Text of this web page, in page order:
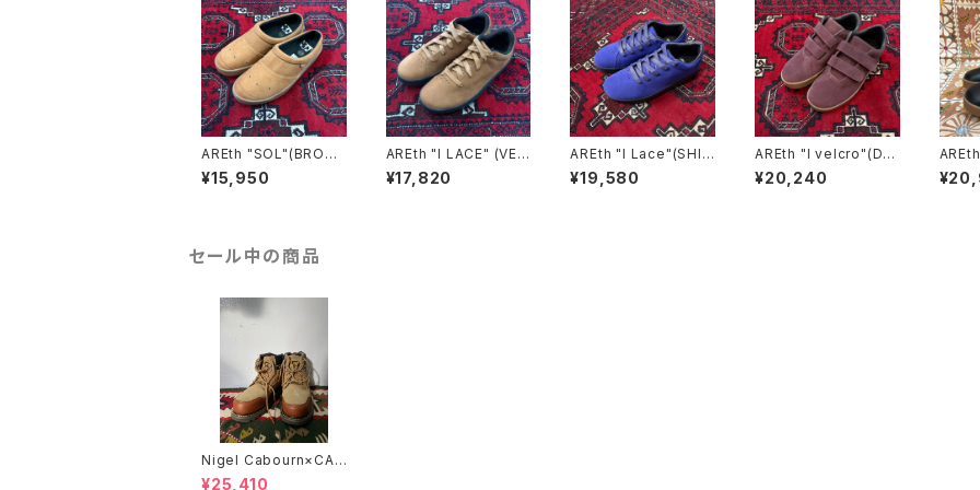
AREth "SOL"(BROW
N VEGAN SUEDE)
¥15,950
AREth "I LACE" (VEG
AN BROWN SUEDE)
¥17,820
AREth "I Lace"(SHIK
ON PURPLE)
¥19,580
AREth "I velcro"(DA
RK BURGUNDY)
¥20,240
ck
セール中の商品
Nigel Cabourn×CAT
"UTAH"/BROWN
¥25,410